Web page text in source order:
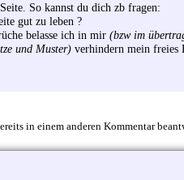
So kannst du dich zb fragen:
gut zu leben ?
belasse ich in mir (bzw im
und Muster) verhindern mein freies
in einem anderen Kommentar